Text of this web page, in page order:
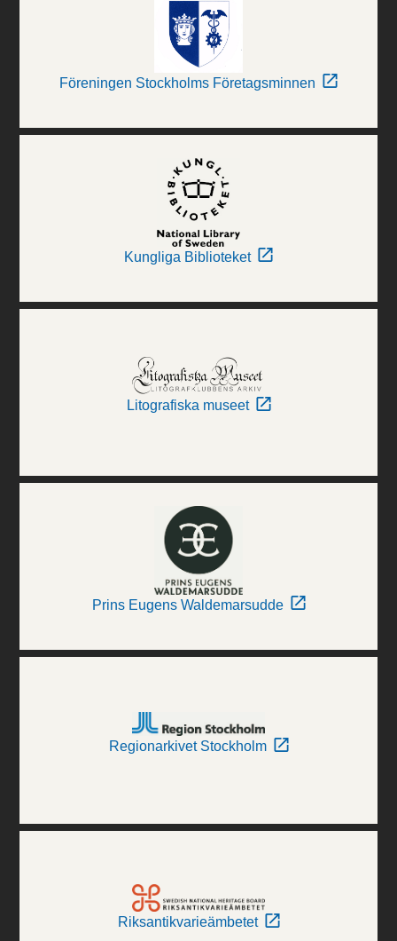
Föreningen Stockholms Företagsminnen
Kungliga Biblioteket
Litografiska museet
Prins Eugens Waldemarsudde
Regionarkivet Stockholm
Riksantikvarieämbetet